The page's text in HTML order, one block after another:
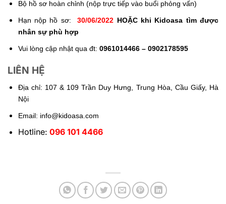
Bộ hồ sơ hoàn chỉnh (nộp trực tiếp vào buổi phỏng vấn)
Hạn nộp hồ sơ: 30/06/2022 HOẶC khi Kidoasa tìm được
nhân sự phù hợp
Vui lòng cập nhật qua đt: 0961014466 – 0902178595
LIÊN HỆ
Địa chỉ: 107 & 109 Trần Duy Hưng, Trung Hòa, Cầu Giấy, Hà
Nội
Email: info@kidoasa.com
Hotline: 096 101 4466